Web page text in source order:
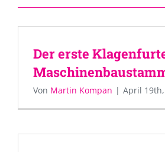
Der erste
Von Martin Kompan | April